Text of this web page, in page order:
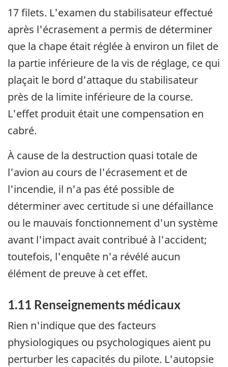
17 filets. L'examen du stabilisateur effectué
après l'écrasement a permis de déterminer
que la chape était réglée à environ un filet de
la partie inférieure de la vis de réglage, ce qui
plaçait le bord d'attaque du stabilisateur
près de la limite inférieure de la course.
L'effet produit était une compensation en
cabré.
À cause de la destruction quasi totale de
l'avion au cours de l'écrasement et de
l'incendie, il n'a pas été possible de
déterminer avec certitude si une défaillance
ou le mauvais fonctionnement d'un système
avant l'impact avait contribué à l'accident;
toutefois, l'enquête n'a révélé aucun
élément de preuve à cet effet.
1.11 Renseignements médicaux
Rien n'indique que des facteurs
physiologiques ou psychologiques aient pu
perturber les capacités du pilote. L'autopsie